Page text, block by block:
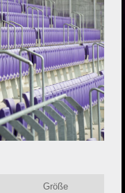
Größe